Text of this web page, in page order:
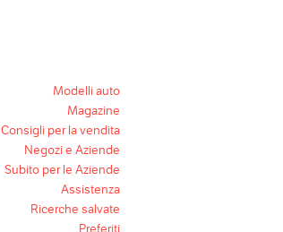
Modelli auto
Magazine
Consigli per la vendita
Negozi e Aziende
Subito per le Aziende
Assistenza
Ricerche salvate
Preferiti